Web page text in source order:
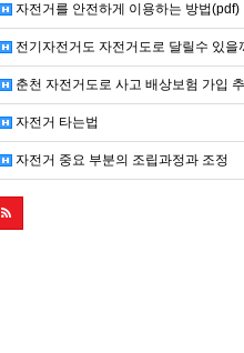
자전거를 안전하게 이용하는 방법(pdf)
전기자전거도 자전거도로 달릴수 있을
춘천 자전거도로 사고 배상보험 가입
자전거 타는법
자전거 중요 부분의 조립과정과 조정